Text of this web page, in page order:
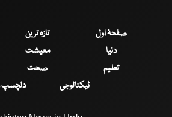
صفحۂ اول تازہ ترین
دنیا
معیشت
تعلیم
صحت
ٹیکنالوجی